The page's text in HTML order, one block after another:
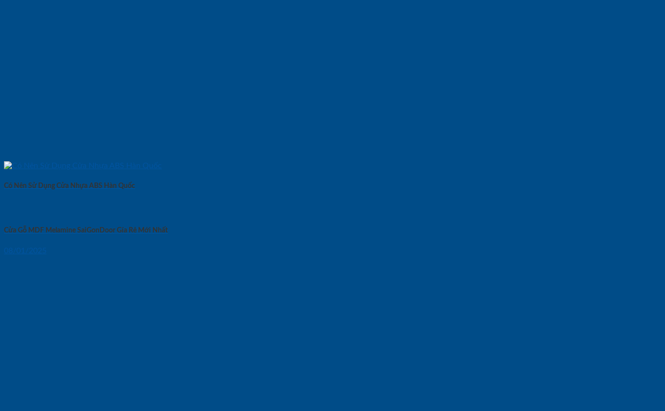
Có Nên Sử Dụng Cửa Nhựa ABS Hàn Quốc
Cửa Gỗ MDF Melamine SaiGonDoor Gía Rẻ Mới Nhất
08/01/2025